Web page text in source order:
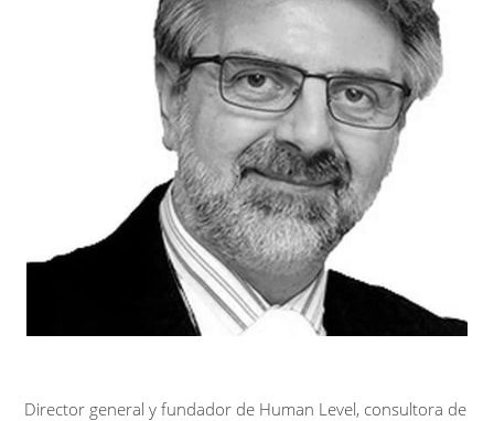
Director general y fundador de Human Level, consultora de